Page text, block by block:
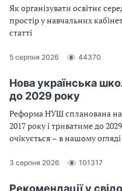
Як організувати освітнє
простір у навчальних
статті
5 серпня 2026 44370
Нова українська
до 2029 року
Реформа НУШ спланована на
2017 року і триватиме до
очікується – в нашому огляді
3 серпня 2026 101317
Рекомендації у